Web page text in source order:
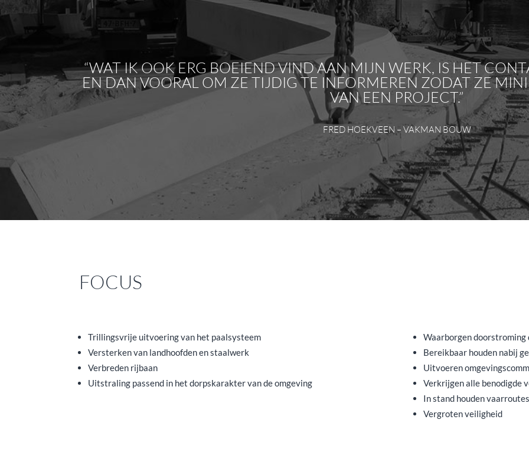
“WAT IK OOK ERG BOEIEND VIND AAN MIJN WERK, IS HET
EN DAN VOORAL OM ZE TIJDIG TE INFORMEREN ZODAT ZE
VAN EEN PROJECT.”
FRED HOEKVEEN – VAKMAN BOUW
FOCUS
Trillingsvrije uitvoering van het paalsysteem
Versterken van landhoofden en staalwerk
Verbreden rijbaan
Uitstraling passend in het dorpskarakter van de omgeving
Waarborgen
Bereikbaar houden nabij
Uitvoeren
Verkrijgen alle benodigde
In stand houden vaarroutes
Vergroten veiligheid